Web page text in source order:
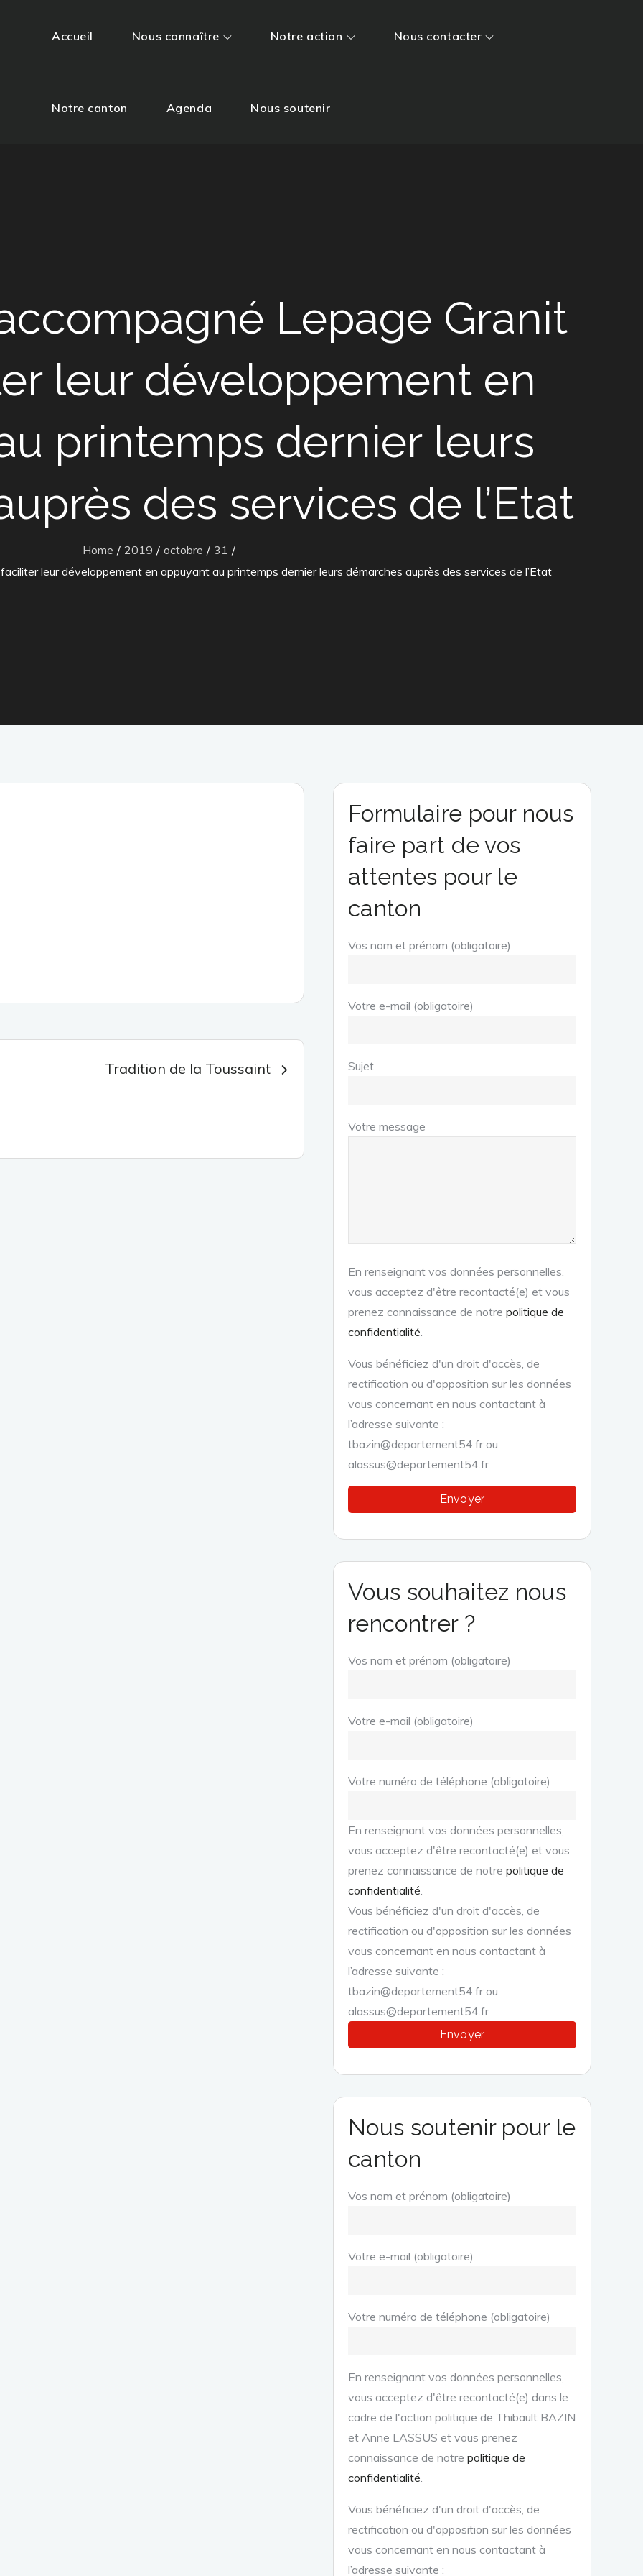
Accueil Nous connaître Notre action Nous contacter
Notre canton Agenda Nous soutenir
accompagné Lepage Granit
leur développement en
printemps dernier leurs
des services de l’Etat
Home 2019 octobre
31
leur développement en appuyant au printemps dernier leurs démarches auprès des services de l’Etat
Tradition de la Toussaint
Formulaire pour nous
faire part de vos
attentes pour le
canton
Vos nom et prénom (obligatoire)
Votre e-mail (obligatoire)
Sujet
Votre message
En renseignant vos données personnelles,
vous acceptez d'être recontacté(e) et vous
prenez connaissance de notre politique de
confidentialité
Vous bénéficiez d'un droit d'accès, de
rectification ou d'opposition sur les données
vous concernant en nous contactant à
l’adresse suivante :
tbazin@departement54.fr ou
alassus@departement54.fr
Vous souhaitez nous
rencontrer ?
Vos nom et prénom (obligatoire)
Votre e-mail (obligatoire)
Votre numéro de téléphone (obligatoire)
En renseignant vos données personnelles,
vous acceptez d'être recontacté(e) et vous
prenez connaissance de notre politique de
confidentialité
Vous bénéficiez d'un droit d'accès, de
rectification ou d'opposition sur les données
vous concernant en nous contactant à
l’adresse suivante :
tbazin@departement54.fr ou
alassus@departement54.fr
Nous soutenir pour le
canton
Vos nom et prénom (obligatoire)
Votre e-mail (obligatoire)
Votre numéro de téléphone (obligatoire)
En renseignant vos données personnelles,
vous acceptez d'être recontacté(e) dans le
cadre de l'action politique de Thibault BAZIN
et Anne LASSUS et vous prenez
connaissance de notre politique de
confidentialité
Vous bénéficiez d'un droit d'accès, de
rectification ou d'opposition sur les données
vous concernant en nous contactant à
l’adresse suivante :